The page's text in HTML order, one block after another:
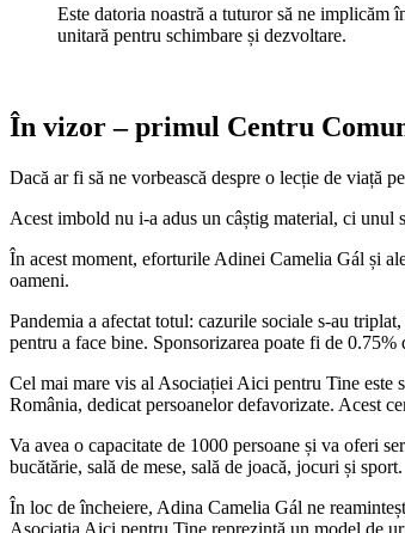
Este datoria noastră a tuturor să ne implicăm
unitară pentru schimbare și dezvoltare.
În vizor – primul Centru
Dacă ar fi să ne vorbească despre o lecție de viață
Acest imbold nu i-a adus un câștig material, ci unul
În acest moment, eforturile Adinei Camelia Gál și
oameni.
Pandemia a afectat totul: cazurile sociale s-au
pentru a face bine. Sponsorizarea poate fi de
Cel mai mare vis al Asociației Aici pentru Tine
România, dedicat persoanelor defavorizate. Acest
Va avea o capacitate de 1000 persoane și va oferi
bucătărie, sală de mese, sală de joacă, jocuri și sport.
În loc de încheiere, Adina Camelia Gál ne
Asociația Aici pentru Tine reprezintă un model de